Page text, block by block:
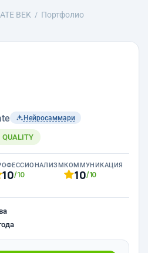
BEK
Портфолио
Нейросаммари
QUALITY
10/10
КОММУНИКАЦИЯ
10/10